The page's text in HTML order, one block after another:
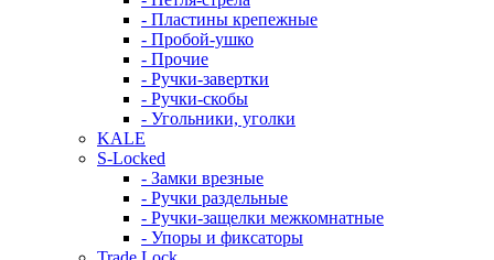
- Пластины крепежные
- Пробой-ушко
- Прочие
- Ручки-завертки
- Ручки-скобы
- Угольники, уголки
KALE
S-Locked
- Замки врезные
- Ручки раздельные
- Ручки-защелки межкомнатные
- Упоры и фиксаторы